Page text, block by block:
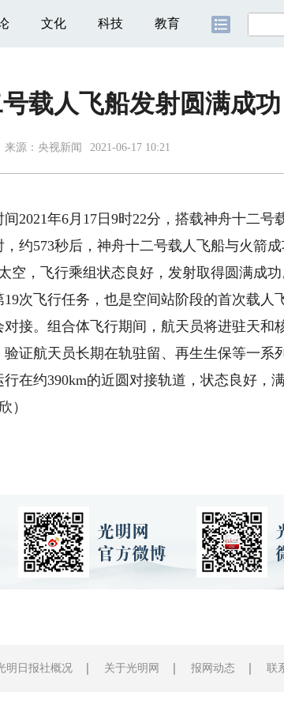
文化 科技 教育
载人飞船发射圆满成功
来源： 央视新闻 2021-06-17 10:21
年6月17日9时22分，搭载神舟十二号
约573秒后，神舟十二号载人飞船与火箭
，飞行乘组状态良好，发射取得圆满成功
飞行任务，也是空间站阶段的首次载人
接。组合体飞行期间，航天员将进驻天和
证航天员长期在轨驻留、再生生保等一系
约390km的近圆对接轨道，状态良好，
）
明日报社概况 关于光明网 报网动态 联